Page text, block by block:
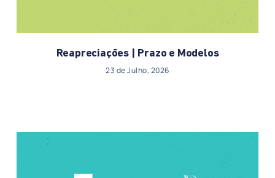
Reapreciações | Prazo e Modelos
23 de Julho, 2026